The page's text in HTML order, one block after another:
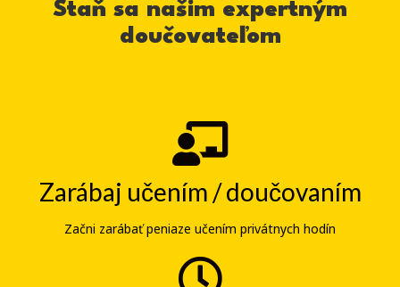
Staň sa našim expertným
doučovateľom
Zarábaj učením / doučovaním
Začni zarábať peniaze učením privátnych hodín